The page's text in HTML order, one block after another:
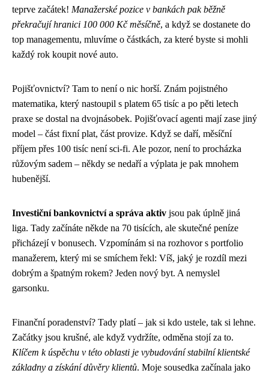
teprve začátek! Manažerské pozice v bankách pak běžně
překračují hranici 100 000 Kč měsíčně, a když se dostanete do
top managementu, mluvíme o částkách, za které byste si mohli
každý rok koupit nové auto.
Pojišťovnictví? Tam to není o nic horší. Znám pojistného
matematika, který nastoupil s platem 65 tisíc a po pěti letech
praxe se dostal na dvojnásobek. Pojišťovací agenti mají zase jiný
model – část fixní plat, část provize. Když se daří, měsíční
příjem přes 100 tisíc není sci-fi. Ale pozor, není to procházka
růžovým sadem – někdy se nedaří a výplata je pak mnohem
hubenější.
Investiční bankovnictví a správa aktiv jsou pak úplně jiná
liga. Tady začínáte někde na 70 tisících, ale skutečné peníze
přicházejí v bonusech. Vzpomínám si na rozhovor s portfolio
manažerem, který mi se smíchem řekl: Víš, jaký je rozdíl mezi
dobrým a špatným rokem? Jeden nový byt. A nemyslel
garsonku.
Finanční poradenství? Tady platí – jak si kdo ustele, tak si lehne.
Začátky jsou krušné, ale když vydržíte, odměna stojí za to.
Klíčem k úspěchu v této oblasti je vybudování stabilní klientské
základny a získání důvěry klientů. Moje sousedka začínala jako